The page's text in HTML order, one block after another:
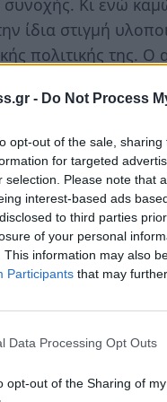
- Do Not Process
opt-out of the sale,
for targeted
selection. Please note that
interest-based ads
to third parties
of your personal
This information may also
Participants that may
Data Processing Opt Outs
opt-out of the Sharing of
στιγμή
πολιτικής της. Ο
«η Ελλάδα
εγκλήματος
(από τις
οι μετανάστες
είναι το μέτρο
της «δυνατής»
που η
μας είναι
στις πλάτες
στα χωράφια και